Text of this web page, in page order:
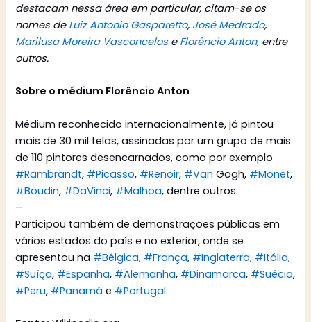
destacam nessa área em particular, citam-se os
nomes de Luiz Antonio Gasparetto, José Medrado,
Marilusa Moreira Vasconcelose Florêncio Anton, entre
outros.
Sobre o médium Florêncio Anton
Médium reconhecido internacionalmente, já pintou
mais de 30 mil telas, assinadas por um grupo de mais
de 110 pintores desencarnados, como por exemplo
#Rambrandt, #Picasso, #Renoir, #Van Gogh, #Monet,
#Boudin, #DaVinci, #Malhoa, dentre outros.
–
Participou também de demonstrações públicas em
vários estados do país e no exterior, onde se
apresentou na #Bélgica, #França, #Inglaterra, #Itália,
#Suíça, #Espanha, #Alemanha, #Dinamarca, #Suécia,
#Peru, #Panamá e #Portugal.